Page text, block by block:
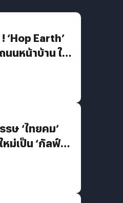
‘Hop Earth’
นหน้าบ้าน ให้
ษ ‘ไทยคม’
ม่เป็น ‘กัลฟ์